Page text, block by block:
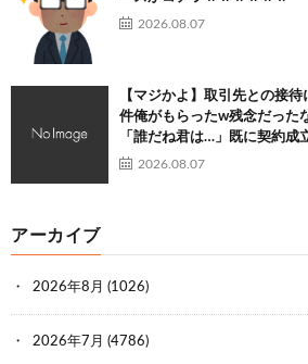
2026.08.07
【マジかよ】取引先との接
件俺がもらったw残念だっ
「誰だね君は…」既に契約成
2026.08.07
アーカイブ
2026年8月 (1026)
2026年7月 (4786)